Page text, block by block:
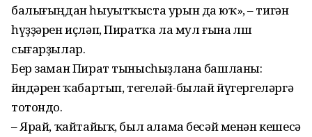
балығыңдан һыуыт­ҡыста урын да юҡ», – тигән
һүҙ­ҙәрен иҫләп, Пиратҡа ла мул ғына өлөш
сығарҙылар.
Бер заман Пират тынысһыҙлана башланы:
йөндәрен ҡабартып, тегеләй-былай йүгергеләргә
тотондо.
– Ярай, ҡайтайыҡ, был алама бесәй менән кешесә